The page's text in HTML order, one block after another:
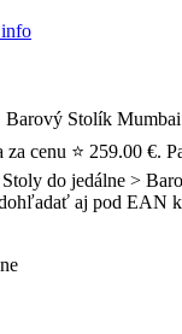
Stolík
za cenu ⭐ 259.00 €.
do jedálne >
aj pod EAN